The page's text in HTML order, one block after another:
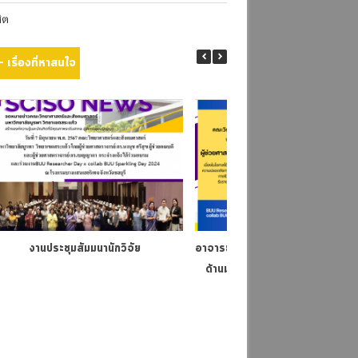
เรื่องที่หาสนใจ
งานประชุมสัมมนานักวิจัย
อาจารย์ผู้ได้รับรางวัลห้องปฏิบัติกา
ด้านมาตรฐานความปลอดภัยทางชี